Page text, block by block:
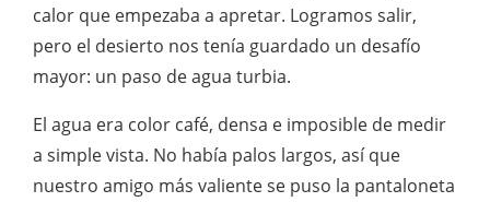
calor que empezaba a apretar. Logramos salir,
pero el desierto nos tenía guardado un desafío
mayor: un paso de agua turbia.
El agua era color café, densa e imposible de medir
a simple vista. No había palos largos, así que
nuestro amigo más valiente se puso la pantaloneta